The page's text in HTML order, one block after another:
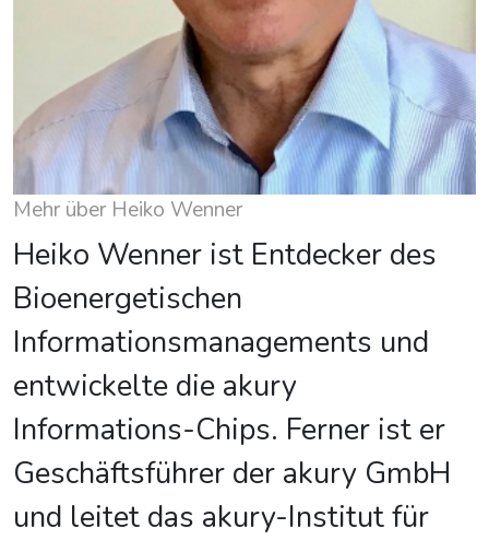
Mehr über Heiko Wenner
Heiko Wenner ist Entdecker des
Bioenergetischen
Informationsmanagements und
entwickelte die akury
Informations-Chips. Ferner ist er
Geschäftsführer der akury GmbH
und leitet das akury-Institut für